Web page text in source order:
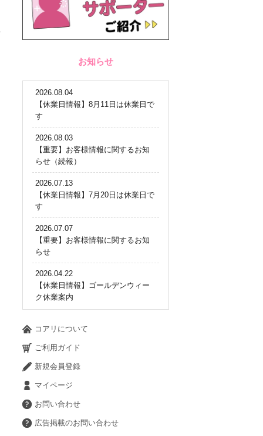
お知らせ
2026.08.04
【休業日情報】8月11日は休業日で
す
2026.08.03
【重要】お客様情報に関するお知
らせ（続報）
2026.07.13
【休業日情報】7月20日は休業日で
す
2026.07.07
【重要】お客様情報に関するお知
らせ
2026.04.22
【休業日情報】ゴールデンウィー
ク休業案内
コアリについて
ご利用ガイド
新規会員登録
マイページ
お問い合わせ
広告掲載のお問い合わせ